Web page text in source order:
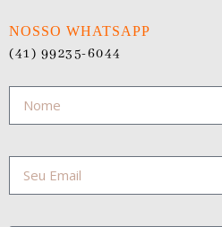
NOSSO WHATSAPP
(41) 99235-6044